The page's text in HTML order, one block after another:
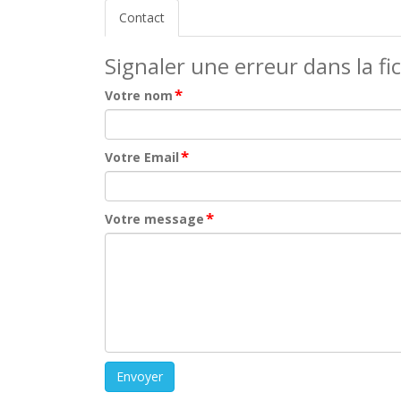
Contact
Signaler une erreur dans la
Votre nom*
Votre Email*
Votre message*